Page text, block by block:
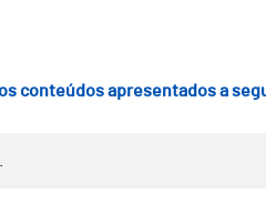
conteúdos apresentados a